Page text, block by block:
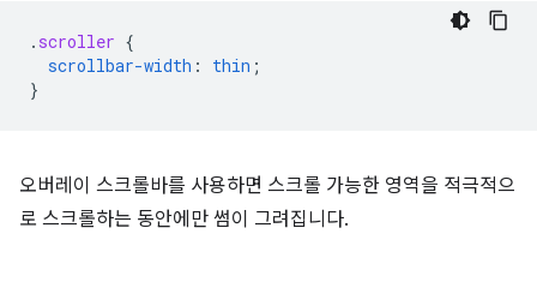
. scroller {
scrollbar-width : thin ;
}
오버레이 스크롤바를 사용하면 스크롤 가능한 영역을 적극적으
로 스크롤하는 동안에만 썸이 그려집니다.